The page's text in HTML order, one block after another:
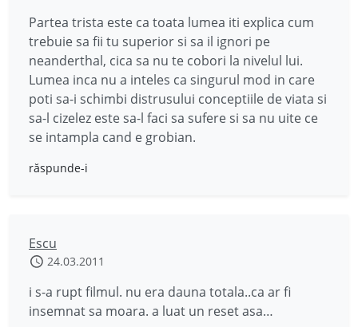
Partea trista este ca toata lumea iti explica cum
trebuie sa fii tu superior si sa il ignori pe
neanderthal, cica sa nu te cobori la nivelul lui.
Lumea inca nu a inteles ca singurul mod in care
poti sa-i schimbi distrusului conceptiile de viata si
sa-l cizelez este sa-l faci sa sufere si sa nu uite ce
se intampla cand e grobian.
răspunde-i
Escu
24.03.2011
i s-a rupt filmul. nu era dauna totala..ca ar fi
insemnat sa moara. a luat un reset asa…